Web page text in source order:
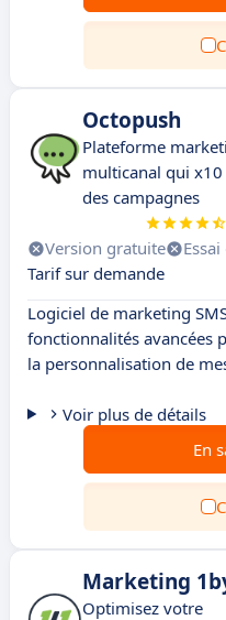
Octopush
Plateforme
multicanal qui x10
des campagnes
Version gratuite
Tarif sur demande
Logiciel de marketing
fonctionnalités avancées
la personnalisation de
Voir plus de détails
En
Marketing
Optimisez votre